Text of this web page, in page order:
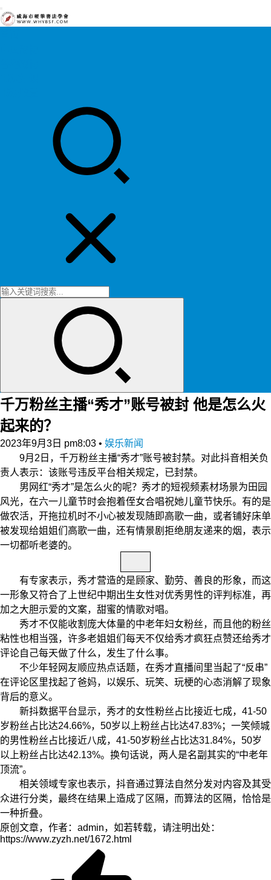
千万粉丝主播“秀才”账号被封 他是怎么火
起来的？
2023年9月3日 pm8:03 • 娱乐新闻
9月2日，千万粉丝主播“秀才”账号被封禁。对此抖音相关负
责人表示：该账号违反平台相关规定，已封禁。
男网红“秀才”是怎么火的呢？秀才的短视频素材场景为田园
风光，在六一儿童节时会抱着侄女合唱祝她儿童节快乐。有的是
做农活，开拖拉机时不小心被发现随即高歌一曲，或者铺好床单
被发现给姐姐们高歌一曲，还有情景剧拒绝朋友递来的烟，表示
一切都听老婆的。
有专家表示，秀才营造的是顾家、勤劳、善良的形象，而这
一形象又符合了上世纪中期出生女性对优秀男性的评判标准，再
加之大胆示爱的文案，甜蜜的情歌对唱。
秀才不仅能收割庞大体量的中老年妇女粉丝，而且他的粉丝
粘性也相当强，许多老姐姐们每天不仅给秀才疯狂点赞还给秀才
评论自己每天做了什么，发生了什么事。
不少年轻网友顺应热点话题，在秀才直播间里当起了“反串”
在评论区里找起了爸妈，以娱乐、玩笑、玩梗的心态消解了现象
背后的意义。
新抖数据平台显示，秀才的女性粉丝占比接近七成，41-50
岁粉丝占比达24.66%，50岁以上粉丝占比达47.83%；一笑倾城
的男性粉丝占比接近八成，41-50岁粉丝占比达31.84%，50岁
以上粉丝占比达42.13%。换句话说，两人是名副其实的“中老年
顶流”。
相关领域专家也表示，抖音通过算法自然分发对内容及其受
众进行分类，最终在结果上造成了区隔，而算法的区隔，恰恰是
一种折叠。
原创文章，作者：admin，如若转载，请注明出处：
https://www.zyzh.net/1672.html